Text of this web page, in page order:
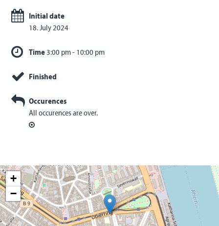
Initial date
18. July 2024
Time3:00 pm - 10:00 pm
Finished
Occurences
All occurences are over.
+
−